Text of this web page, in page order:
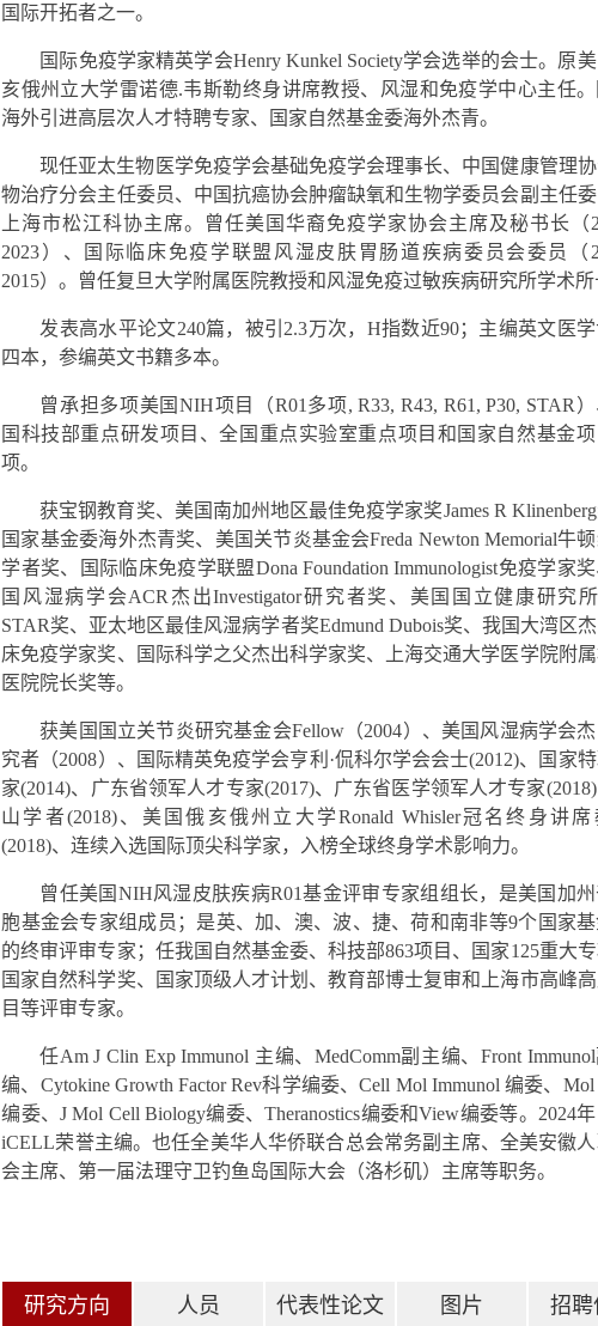
国际开拓者之一。
国际免疫学家精英学会Henry Kunkel Society学会选举的会士。原
亥俄州立大学雷诺德.韦斯勒终身讲席教授、风湿和免疫学中心主任
海外引进高层次人才特聘专家、国家自然基金委海外杰青。
现任亚太生物医学免疫学会基础免疫学会理事长、中国健康管理
物治疗分会主任委员、中国抗癌协会肿瘤缺氧和生物学委员会副主任
上海市松江科协主席。曾任美国华裔免疫学家协会主席及秘书长（
2023 ）、国际临床免疫学联盟风湿皮肤胃肠道疾病委员会委员（
2015）。曾任复旦大学附属医院教授和风湿免疫过敏疾病研究所学术
发表高水平论文240篇，被引2.3万次，H指数近90；主编英文医
四本，参编英文书籍多本。
曾承担多项美国 NIH项目（R01多项, R33, R43, R61, P30, STAR
国科技部重点研发项目、全国重点实验室重点项目和国家自然基金
项。
获宝钢教育奖、美国南加州地区最佳免疫学家奖James R Klinenberg
国家基金委海外杰青奖、美国关节炎基金会Freda Newton Memorial牛
学者奖、国际临床免疫学联盟Dona Foundation Immunologist免疫学家
国风湿病学会ACR杰出Investigator研究者奖、美国国立健康研究
STAR奖、亚太地区最佳风湿病学者奖Edmund Dubois奖、我国大湾区
床免疫学家奖、国际科学之父杰出科学家奖、上海交通大学医学院附
医院院长奖等。
获美国国立关节炎研究基金会Fellow（2004）、美国风湿病学会
究者（2008）、国际精英免疫学会亨利 ·侃科尔学会会士(2012)、国家
家(2014)、广东省领军人才专家(2017)、广东省医学领军人才专家(2018)
山学者(2018)、美国俄亥俄州立大学Ronald Whisler冠名终身讲席
(2018)、连续入选国际顶尖科学家，入榜全球终身学术影响力。
曾任美国 NIH风湿皮肤疾病R01基金评审专家组组长，是美国加
胞基金会专家组成员；是英、加、澳、波、捷、荷和南非等9个国家
的终审评审专家；任我国自然基金委、科技部863项目、国家125重大
国家自然科学奖、国家顶级人才计划、教育部博士复审和上海市高峰
目等评审专家。
任Am J Clin Exp Immunol 主编、 MedComm副主编、 Front Immunol
编、 Cytokine Growth Factor Rev科学编委、Cell Mol Immunol编委、 Mol
编委、J Mol Cell Biology编委、Theranostics编委和View编委等。 2024
iCELL荣誉主编。也任全美华人华侨联合总会常务副主席、全美安徽
会主席、第一届法理守卫钓鱼岛国际大会（洛杉矶）主席等职务。
研究方向 人员 代表性论文 图片 招